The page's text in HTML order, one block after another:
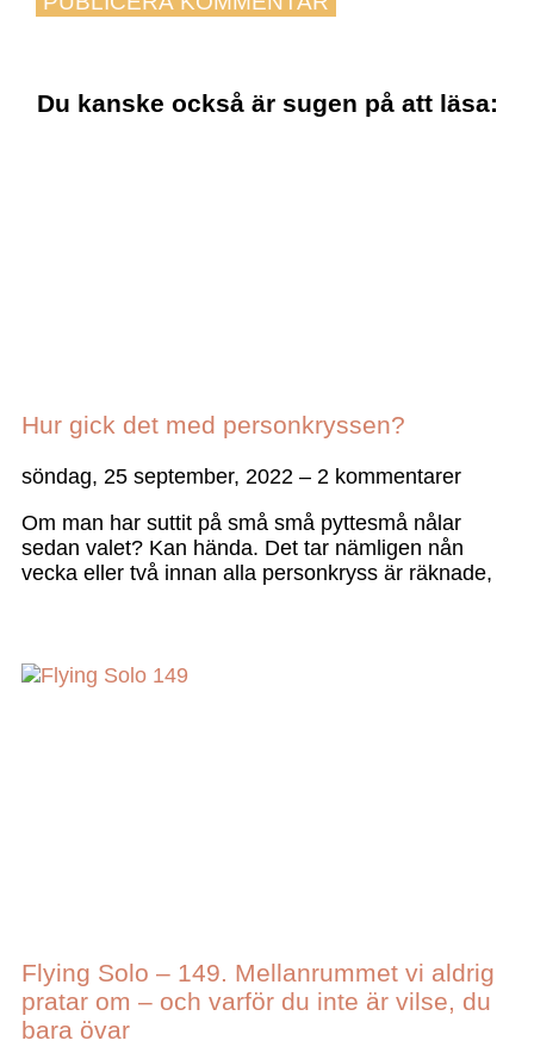
Du kanske också är sugen på att läsa:
Hur gick det med personkryssen?
söndag, 25 september, 2022
2 kommentarer
Om man har suttit på små små pyttesmå nålar
sedan valet? Kan hända. Det tar nämligen nån
vecka eller två innan alla personkryss är räknade,
Flying Solo – 149. Mellanrummet vi aldrig
pratar om – och varför du inte är vilse, du
bara övar